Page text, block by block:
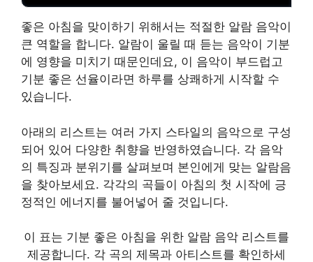
좋은 아침을 맞이하기 위해서는 적절한 알람 음악이
큰 역할을 합니다. 알람이 울릴 때 듣는 음악이 기분
에 영향을 미치기 때문인데요, 이 음악이 부드럽고
기분 좋은 선율이라면 하루를 상쾌하게 시작할 수
있습니다.
아래의 리스트는 여러 가지 스타일의 음악으로 구성
되어 있어 다양한 취향을 반영하였습니다. 각 음악
의 특징과 분위기를 살펴보며 본인에게 맞는 알람음
을 찾아보세요. 각각의 곡들이 아침의 첫 시작에 긍
정적인 에너지를 불어넣어 줄 것입니다.
이 표는 기분 좋은 아침을 위한 알람 음악 리스트를
제공합니다. 각 곡의 제목과 아티스트를 확인하세